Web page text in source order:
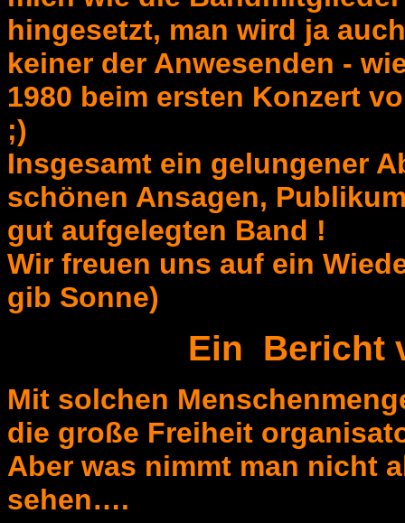
hingesetzt, man wird ja
keiner der Anwesenden -
1980 beim ersten Konzert
;)
Insgesamt ein gelungener
schönen Ansagen,
gut aufgelegten Band !
Wir freuen uns auf ein
gib Sonne)
Ein Bericht
Mit solchen
die große Freiheit
Aber was nimmt man nicht
sehen….